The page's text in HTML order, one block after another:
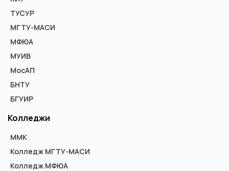
ТУСУР
МГТУ-МАСИ
МФЮА
МУИВ
МосАП
БНТУ
БГУИР
Колледжи
ММК
Колледж МГТУ-МАСИ
Колледж МФЮА